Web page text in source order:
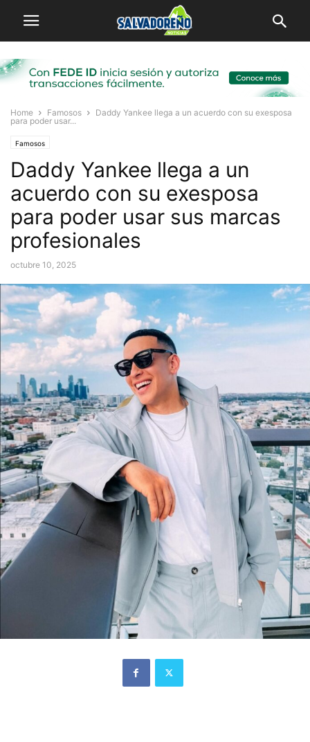
Home Famosos
Daddy Yankee llega a un acuerdo con su exesposa
para poder usar...
Famosos
Daddy Yankee llega a un
acuerdo con su exesposa
para poder usar sus marcas
profesionales
octubre 10, 2025